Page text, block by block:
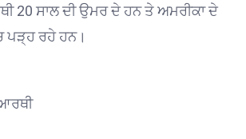
20 ਸਾਲ ਦੀ ਉਮਰ ਦੇ ਹਨ ਤੇ ਅਮਰੀਕਾ ਦੇ
ਪੜ੍ਹ ਰਹੇ ਹਨ।